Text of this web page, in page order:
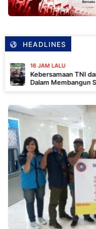
HEADLINES
LALU
TNI dan
Membangun Sumur